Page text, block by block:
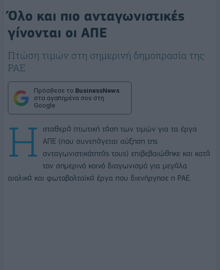
Όλο και πιο ανταγωνιστικές
γίνονται οι ΑΠΕ
Πτώση τιμών στη σημερινή δημοπρασία της
ΡΑΕ
Πρόσθεσε το BusinessNews
στα αγαπημένα σου στη
Google
Η
σταθερά πτωτική τάση των τιμών για τα έργα
ΑΠΕ (που συνεπάγεται αύξηση της
ανταγωνιστικότητάς τους) επιβεβαιώθηκε και κατά
τον σημερινό κοινό διαγωνισμό για μεγάλα
αιολικά και φωτοβολταϊκά έργα που διενήργησε η ΡΑΕ.